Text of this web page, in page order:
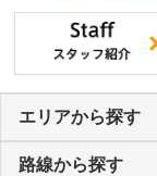
エリアから探す
路線から探す